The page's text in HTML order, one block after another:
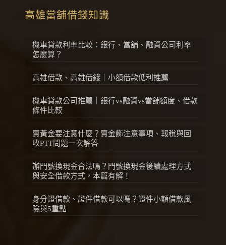
高雄當舖借錢知識
機車貸款利率比較：銀行、當舖、融資公司利率
怎麼算？
高雄借款、高雄借錢｜小額借款低利推薦
機車貸款公司推薦｜銀行vs融資vs當舖額度、借款
條件比較
賣黃金要注意什麼？賣金飾注意事項、報稅與回
收PTT問題一次解答
辦門號換現金合法嗎？門號換現金後續處理方式
與安全借款方式，本篇有解！
身分證借款、證件借款可以嗎？證件小額借款風
險與5重點